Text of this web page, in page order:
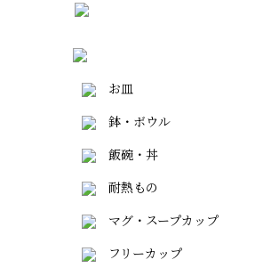
お皿
鉢・ボウル
飯碗・丼
耐熱もの
マグ・スープカップ
フリーカップ